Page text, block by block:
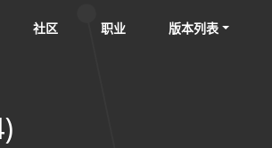
社区 职业 版本列表